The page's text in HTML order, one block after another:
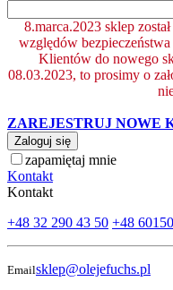
8.marca.2023 sklep
względów
Klientów do nowego
08.03.2023, to prosimy o
ZAREJESTRUJ NOWE
Zaloguj się
zapamiętaj mnie
Kontakt
Kontakt
+48 32 290 43 50 +48
Emailsklep@olejefuchs.pl